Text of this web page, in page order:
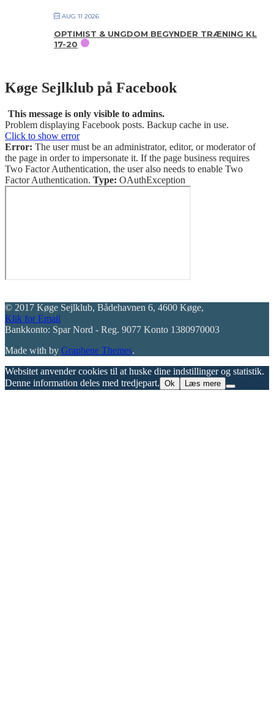
AUG 11 2026
OPTIMIST & UNGDOM BEGYNDER TRÆNING KL
17-20
Køge Sejlklub på Facebook
This message is only visible to admins.
Problem displaying Facebook posts. Backup cache in use.
Click to show error
Error: The user must be an administrator, editor, or moderator of
the page in order to impersonate it. If the page business requires
Two Factor Authentication, the user also needs to enable Two
Factor Authentication. Type: OAuthException
© 2017 Køge Sejlklub, Bådehavnen 6, 4600 Køge,
Klik for Email
Bankkonto: Spar Nord - Reg. 9077 Konto 1380970003
Made with by Graphene Themes.
Websitet anvender cookies til at huske dine indstillinger og statistik.
Denne information deles med tredjepart. Ok Læs mere